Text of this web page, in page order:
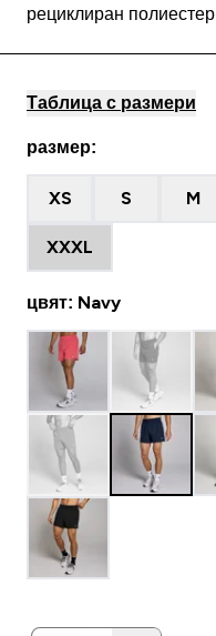
рециклиран полиестер
Таблица с размери
размер:
XS S M
XXXL
цвят: Navy